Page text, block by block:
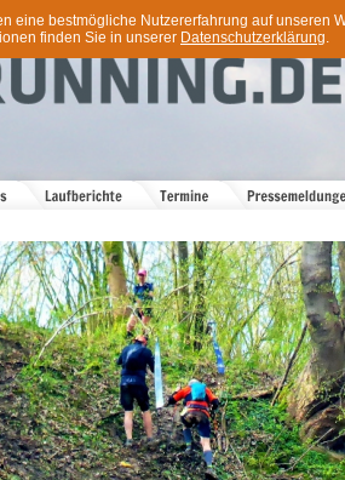
eine bestmögliche Nutzererfahrung auf unseren
finden Sie in unserer Datenschutzerklärung.